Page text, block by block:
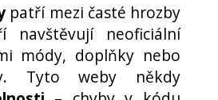
patří mezi časté hrozby
navštěvují neoficiální
módy, doplňky nebo
Tyto weby někdy